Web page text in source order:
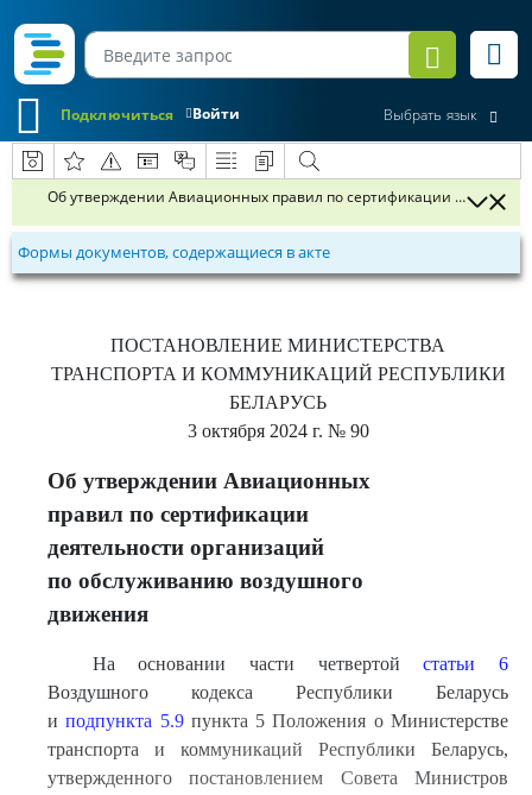
Войти
Подключиться Выбрать язык
Об утверждении Авиационных правил по сертификации
Формы документов, содержащиеся в акте
ПОСТАНОВЛЕНИЕ МИНИСТЕРСТВА
ТРАНСПОРТА И КОММУНИКАЦИЙ РЕСПУБЛИКИ
БЕЛАРУСЬ
3 октября 2024 г. № 90
Об утверждении Авиационных
правил по сертификации
деятельности организаций
по обслуживанию воздушного
движения
На основании части четвертойстатьи 6
Воздушного кодекса Республики Беларусь
иподпункта 5.9пункта 5 Положения о Министерстве
транспорта и коммуникаций Республики Беларусь,
утвержденного постановлением Совета Министров